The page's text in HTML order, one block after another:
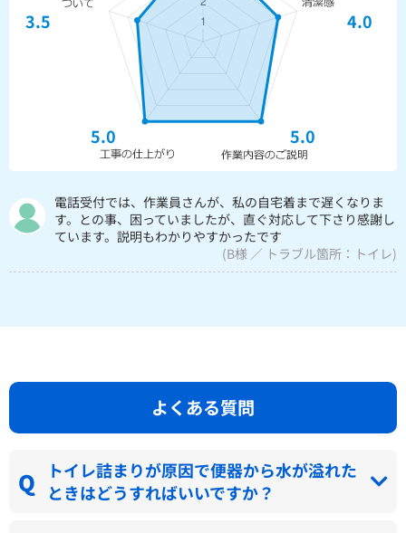
4.0
5.0
5.0
3.5
電話受付では、作業員さんが、私の自宅着まで遅くなりま
す。との事、困っていましたが、直ぐ対応して下さり感謝し
ています。説明もわかりやすかったです
(B様 ／ トラブル箇所：トイレ)
よくある質問
トイレ詰まりが原因で便器から水が溢れた
ときはどうすればいいですか？